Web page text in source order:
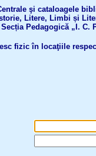
şi cataloagele
Litere, Limbi și
Pedagogică „I. C.
fizic în locaţiile